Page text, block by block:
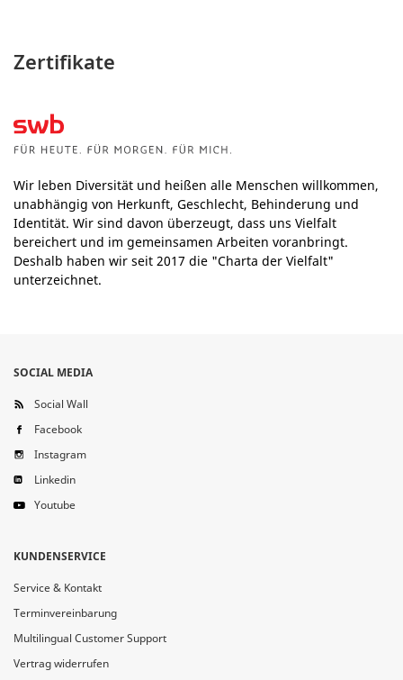
Zertifikate
Wir leben Diversität und heißen alle Menschen willkommen,
unabhängig von Herkunft, Geschlecht, Behinderung und
Identität. Wir sind davon überzeugt, dass uns Vielfalt
bereichert und im gemeinsamen Arbeiten voranbringt.
Deshalb haben wir seit 2017 die "Charta der Vielfalt"
unterzeichnet.
SOCIAL MEDIA
Social Wall
Facebook
Instagram
Linkedin
Youtube
KUNDENSERVICE
Service & Kontakt
Terminvereinbarung
Multilingual Customer Support
Vertrag widerrufen